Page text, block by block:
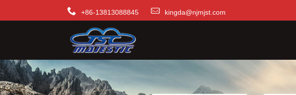
+86-13813088845 kingda@njmjst.com